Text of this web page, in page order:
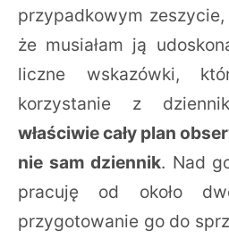
przypadkowym
że musiałam ją
liczne wskazówki,
korzystanie z
właściwie cały plan
nie sam dziennik. Nad
pracuję od około
przygotowanie go do